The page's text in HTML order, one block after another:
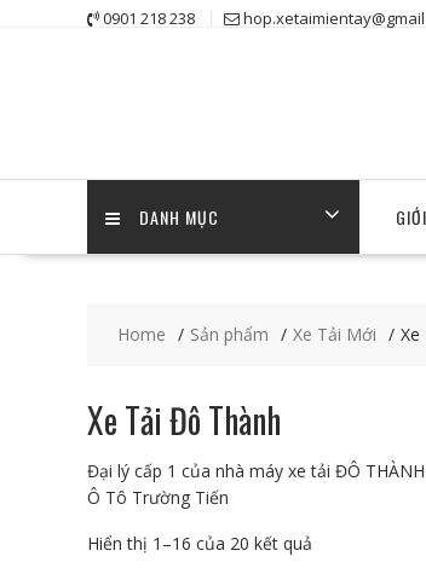
0901 218 238
DANH MỤC
Home Sản phẩm Xe Tải Mới Xe
Xe Tải Đô Thành
Đại lý cấp 1 của nhà máy xe tải ĐÔ
Ô Tô Trường Tiến
Hiển thị 1–16 của 20 kết quả